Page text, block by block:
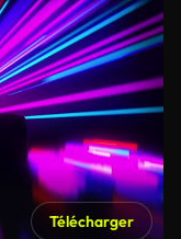
Télécharger